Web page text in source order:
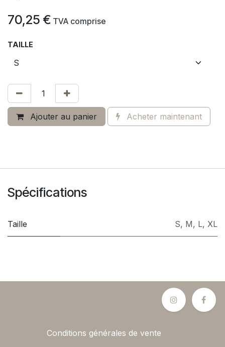
70,25 € TVA comprise
TAILLE
Ajouter au panier Acheter maintenant
Spécifications
Taille S, M, L, XL
Conditions générales de vente